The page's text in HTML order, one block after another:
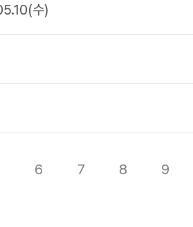
수)
6 7 8 9